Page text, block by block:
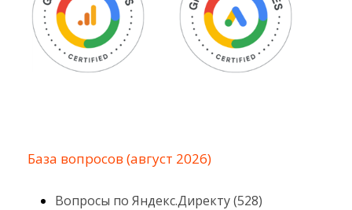
База вопросов (август 2026)
Вопросы по Яндекс.Директу (528)